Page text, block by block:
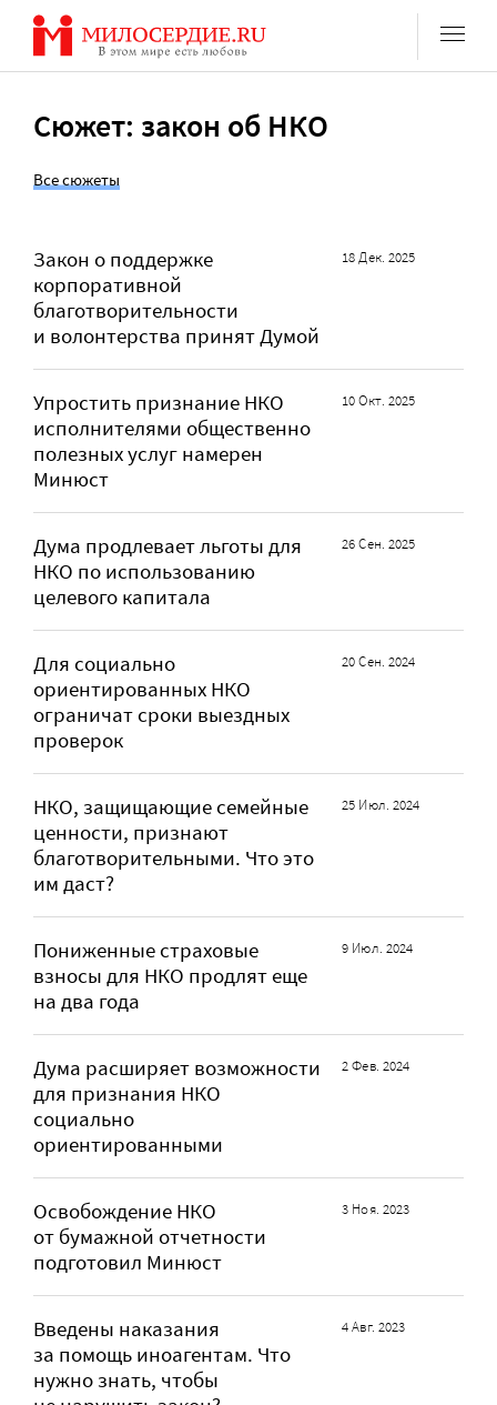
Перейти
содержанию
Сюжет: закон об НКО
Все сюжеты
Закон о поддержке
корпоративной
благотворительности
и волонтерства принят Думой
18 Дек. 2025
Упростить признание НКО
исполнителями общественно
полезных услуг намерен
Минюст
10 Окт. 2025
Дума продлевает льготы для
НКО по использованию
целевого капитала
26 Сен. 2025
Для социально
ориентированных НКО
ограничат сроки выездных
проверок
20 Сен. 2024
НКО, защищающие семейные
ценности, признают
благотворительными. Что это
им даст?
25 Июл. 2024
Пониженные страховые
взносы для НКО продлят еще
на два года
9 Июл. 2024
Дума расширяет возможности
для признания НКО
социально
ориентированными
2 Фев. 2024
Освобождение НКО
от бумажной отчетности
подготовил Минюст
3 Ноя. 2023
Введены наказания
за помощь иноагентам. Что
нужно знать, чтобы
4 Авг. 2023